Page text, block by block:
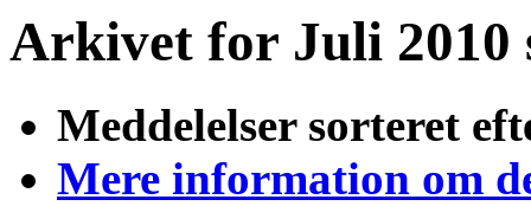
Arkivet for Juli 2010
Meddelelser sorteret
Mere information om